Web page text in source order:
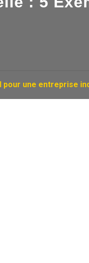
pour une entreprise